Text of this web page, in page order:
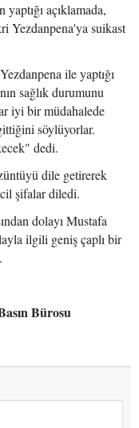
açıklamada,
Yezdanpena'ya suikast
ile yaptığı
sağlık durumunu
iyi bir müdahalede
söylüyorlar.
dedi.
dile getirerek
şifalar diledi.
dolayı Mustafa
ilgili geniş çaplı bir
Bürosu